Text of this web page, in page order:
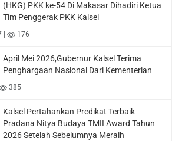
(HKG) PKK ke-54 Di Makasar Dihadiri Ketua
Tim Penggerak PKK Kalsel
| 176
April Mei 2026,Gubernur Kalsel Terima
Penghargaan Nasional Dari Kementerian
385
Kalsel Pertahankan Predikat Terbaik
Pradana Nitya Budaya TMII Award Tahun
2026 Setelah Sebelumnya Meraih